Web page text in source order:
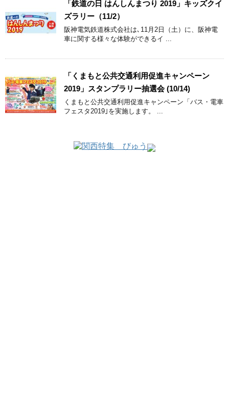
「鉄道の日 はんしんまつり 2019」キッズクイ
ズラリー（11/2）
阪神電気鉄道株式会社は､11月2日（土）に、阪神電
車に関する様々な体験ができるイ ...
「くまもと公共交通利用促進キャンペーン
2019」スタンプラリー抽選会 (10/14)
くまもと公共交通利用促進キャンペーン「バス・電車
フェスタ2019｣を実施します。 ...